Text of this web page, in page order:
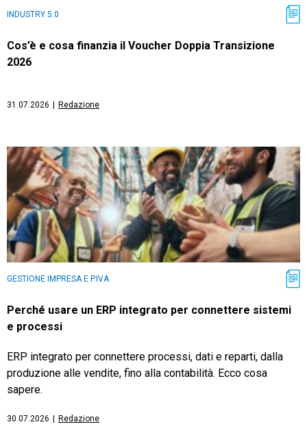
INDUSTRY 5.0
Cos’è e cosa finanzia il Voucher Doppia Transizione
2026
31.07.2026 Redazione
GESTIONE IMPRESA E P.IVA
Perché usare un ERP integrato per connettere sistemi
e processi
ERP integrato per connettere processi, dati e reparti, dalla
produzione alle vendite, fino alla contabilità. Ecco cosa
sapere.
30.07.2026 Redazione